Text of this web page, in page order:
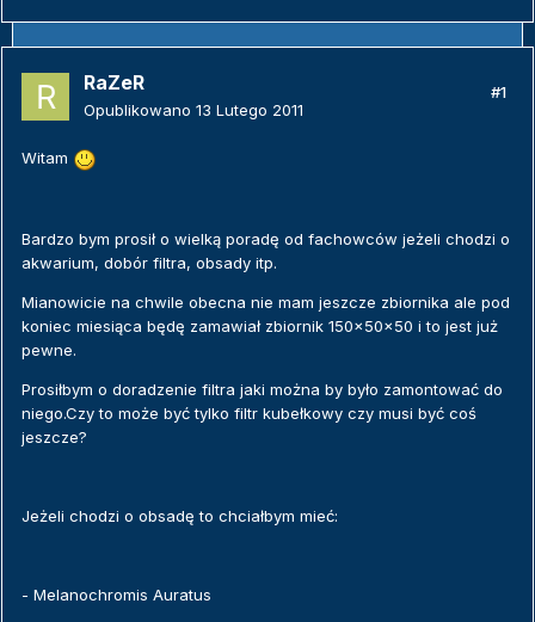
RaZeR
Opublikowano 13 Lutego 2011
#1
Witam
Bardzo bym prosił o wielką poradę od fachowców jeżeli chodzi o
akwarium, dobór filtra, obsady itp.
Mianowicie na chwile obecna nie mam jeszcze zbiornika ale pod
koniec miesiąca będę zamawiał zbiornik 150x50x50 i to jest już
pewne.
Prosiłbym o doradzenie filtra jaki można by było zamontować do
niego.Czy to może być tylko filtr kubełkowy czy musi być coś
jeszcze?
Jeżeli chodzi o obsadę to chciałbym mieć:
- Melanochromis Auratus